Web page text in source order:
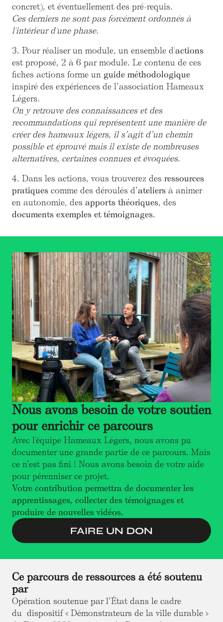
concret), et éventuellement des pré-requis.
Ces derniers ne sont pas forcément ordonnés à
l'intérieur d'une phase.
3. Pour réaliser un module, un ensemble d'actions
est proposé, 2 à 6 par module. Le contenu de ces
fiches actions forme un guide méthodologique
inspiré des expériences de l’association Hameaux
Légers.
On y retrouve des connaissances et des
recommandations qui représentent une manière de
créer des hameaux légers, il s’agit d’un chemin
possible et éprouvé mais il existe de nombreuses
alternatives, certaines connues et évoquées.
4. Dans les actions, vous trouverez des ressources
pratiques comme des déroulés d’ateliers à animer
en autonomie, des apports théoriques, des
documents exemples et témoignages.
Nous avons besoin de votre soutien
pour enrichir ce parcours
Avec l'équipe Hameaux Légers, nous avons pu
documenter une grande partie de ce parcours. Mais
ce n’est pas fini ! Nous avons besoin de votre aide
pour pérenniser ce projet.
Votre contribution permettra de documenter les
apprentissages, collecter des témoignages et
produire de nouvelles vidéos.
FAIRE UN DON
Ce parcours de ressources a été soutenu
par
Opération soutenue par l’État dans le cadre
du dispositif « Démonstrateurs de la ville durable »